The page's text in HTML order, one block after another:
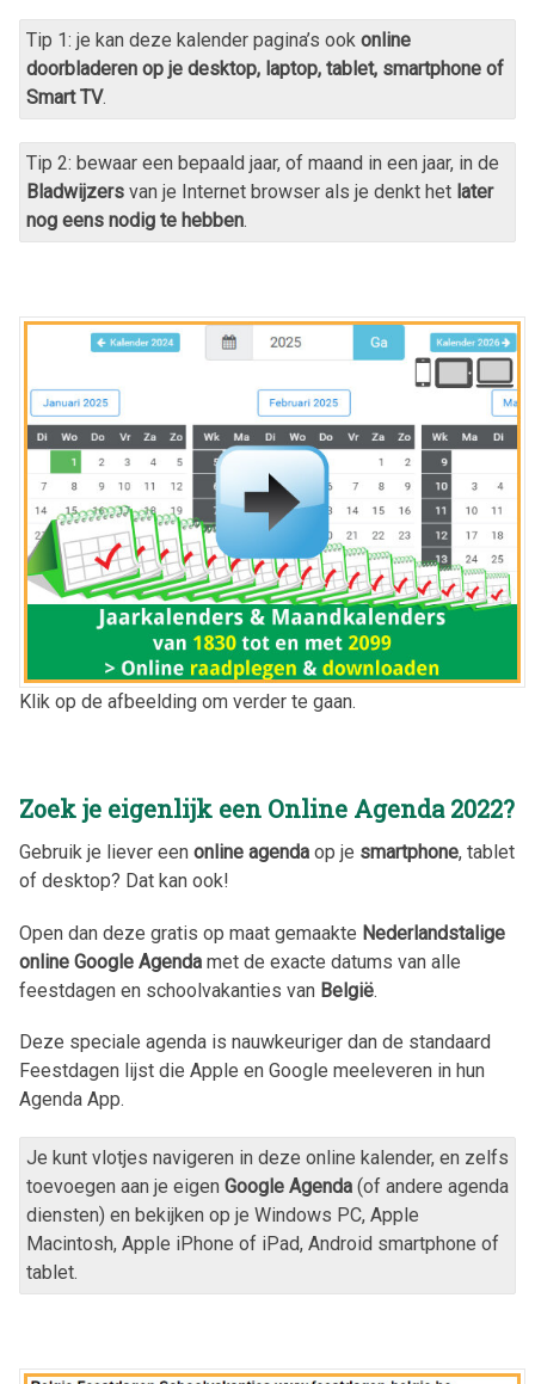
Tip 1: je kan deze kalender pagina’s ook online
doorbladeren op je desktop, laptop, tablet, smartphone of
Smart TV.
Tip 2: bewaar een bepaald jaar, of maand in een jaar, in de
Bladwijzers van je Internet browser als je denkt het later
nog eens nodig te hebben.
Klik op de afbeelding om verder te gaan.
Zoek je eigenlijk een Online Agenda2022?
Gebruik je liever een online agenda op je smartphone, tablet
of desktop? Dat kan ook!
Open dan deze gratis op maat gemaakte Nederlandstalige
online Google Agenda met de exacte datums van alle
feestdagen en schoolvakanties van België.
Deze speciale agenda is nauwkeuriger dan de standaard
Feestdagen lijst die Apple en Google meeleveren in hun
Agenda App.
Je kunt vlotjes navigeren in deze online kalender, en zelfs
toevoegen aan je eigen Google Agenda (of andere agenda
diensten) en bekijken op je Windows PC, Apple
Macintosh, Apple iPhone of iPad, Android smartphone of
tablet.